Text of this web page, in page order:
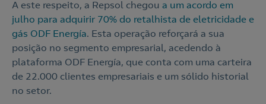
A este respeito, a Repsol chegou a um acordo em
julho para adquirir 70% do retalhista de eletricidade e
gás ODF Energía. Esta operação reforçará a sua
posição no segmento empresarial, acedendo à
plataforma ODF Energía, que conta com uma carteira
de 22.000 clientes empresariais e um sólido historial
no setor.